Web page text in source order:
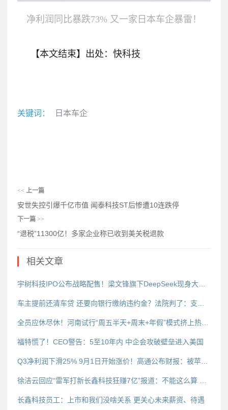
净利润同比暴跌73% 又一家日本车企暴雷！
【本文结束】出处：快科技
关键词： 日本车企
<< 上一篇
安世失控引爆千亿市值 闻泰科技ST后惨遭10连跌停
下一篇 >>
“退税”11300亿！多家企业称已收到美关税退款
相关文章
宇树科技IPO公布战略配售！梁文锋旗下DeepSeek现身大名单
车主提前还清车贷 还要向银行缴纳违约金？法院判了：支持银行
全员应休尽休！河南试行“周五半天+周末+年假”模式挤上热搜 不能满足支付3倍工资
福特慌了！CEO警告：5至10年内 中企会攻破壁垒进入美国
Q3净利润下滑25% 9月1日开始涨价！高通公布财报：被苹果抛弃 安卓手机卖不动
徐洁云回应“雷军打新长鑫科技狂赚7亿”报道：不能这么算 是公司投资行为
长鑫科技员工：上市和我们没啥关系 更关心未来薪资、待遇